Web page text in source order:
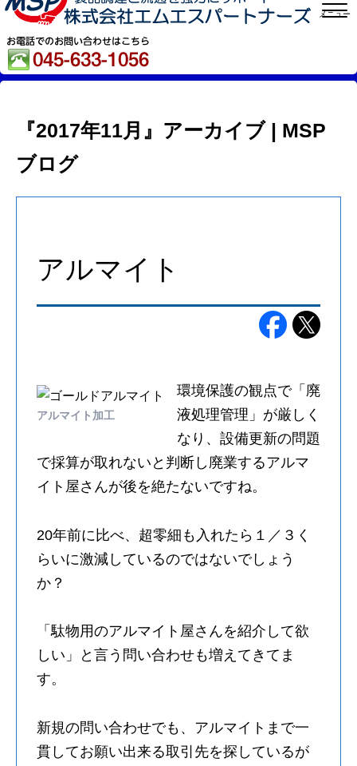
メニュー
『2017年11月』アーカイブ | MSP
ブログ
アルマイト
アルマイト加工
環境保護の観点で「廃
液処理管理」が厳しく
なり、設備更新の問題
で採算が取れないと判断し廃業するアルマ
イト屋さんが後を絶たないですね。
20年前に比べ、超零細も入れたら１／３く
らいに激減しているのではないでしょう
か？
「駄物用のアルマイト屋さんを紹介して欲
しい」と言う問い合わせも増えてきてま
す。
新規の問い合わせでも、アルマイトまで一
貫してお願い出来る取引先を探しているが